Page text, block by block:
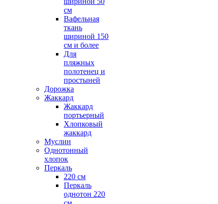
см
Вафельная
ткань
шириной 150
см и более
Для
пляжных
полотенец и
простыней
Дорожка
Жаккард
Жаккард
портьерный
Хлопковый
жаккард
Муслин
Однотонный
хлопок
Перкаль
220 см
Перкаль
однотон 220